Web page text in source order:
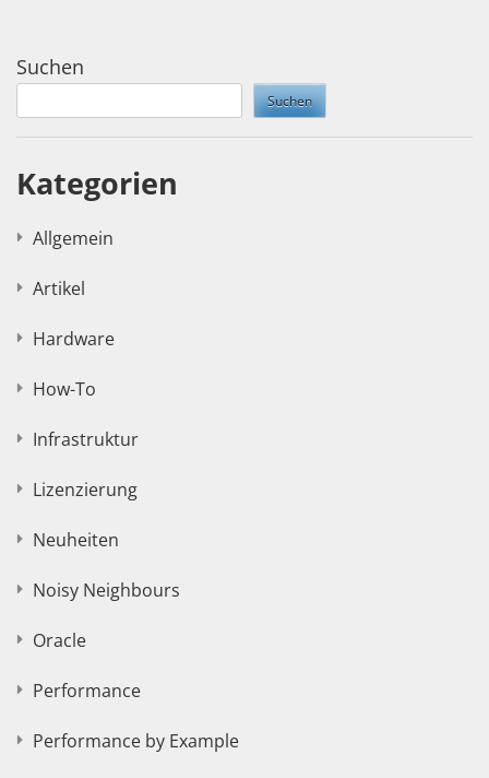
Suchen
Suchen
Kategorien
Allgemein
Artikel
Hardware
How-To
Infrastruktur
Lizenzierung
Neuheiten
Noisy Neighbours
Oracle
Performance
Performance by Example